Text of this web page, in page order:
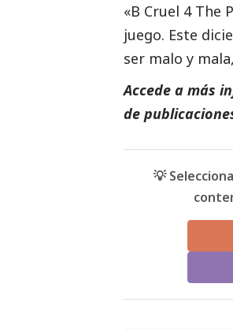
«B Cruel 4 The
juego. Este
ser malo y
Accede a más
de
💡